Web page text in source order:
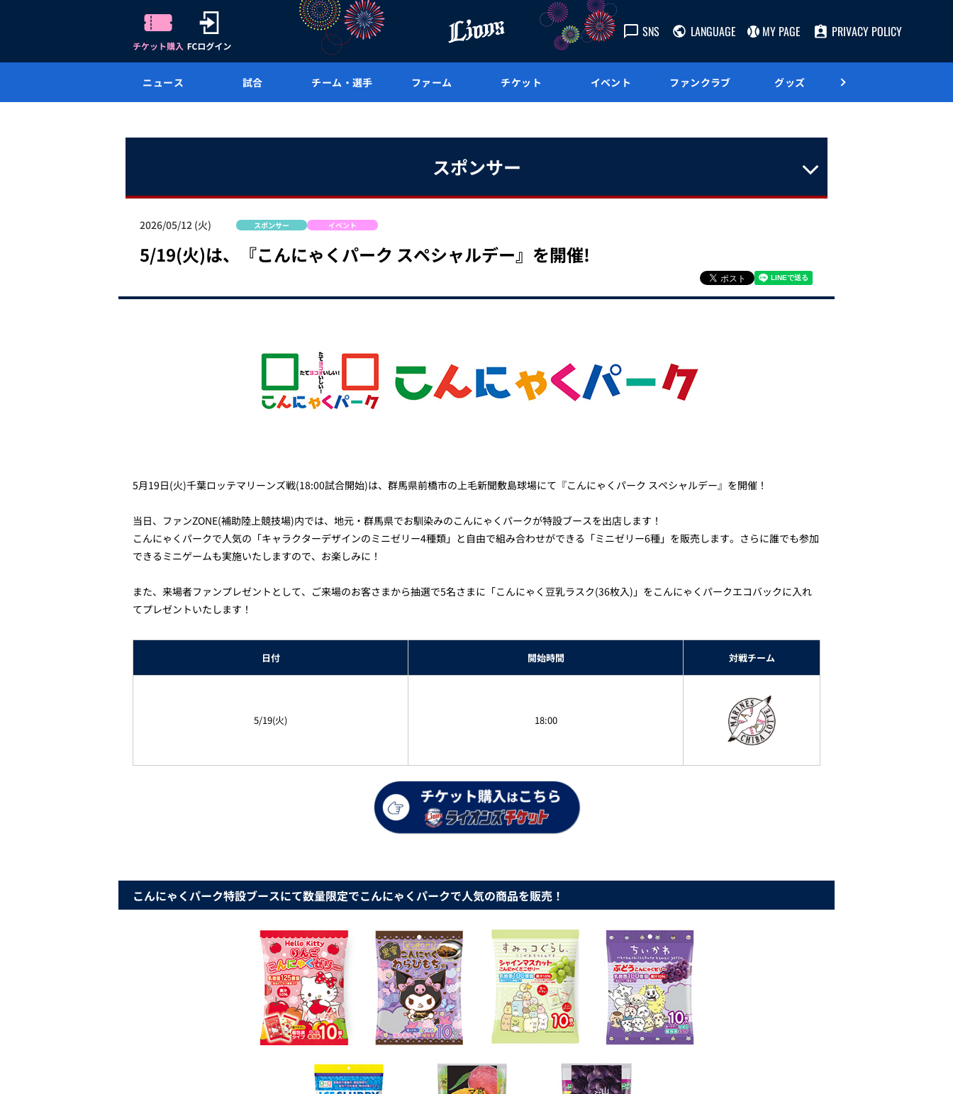
SNS LANGUAGE MY PAGE PRIVACY POLICY
ニュース 試合 チーム・選手 ファーム チケット イベント ファンクラブ グッズ
スポンサー
2026/05/12 (火) スポンサー イベント
5/19(火)は、『こんにゃくパーク スペシャルデー』を開催!
5月19日(火)千葉ロッテマリーンズ戦(18:00試合開始)は、群馬県前橋市の上毛新聞敷島球場にて『こんにゃくパーク スペシャルデー』を開催！
当日、ファンZONE(補助陸上競技場)内では、地元・群馬県でお馴染みのこんにゃくパークが特設ブースを出店します！
こんにゃくパークで人気の「キャラクターデザインのミニゼリー4種類」と自由で組み合わせができる「ミニゼリー6種」を販売します。さらに誰でも参加
できるミニゲームも実施いたしますので、お楽しみに！
また、来場者ファンプレゼントとして、ご来場のお客さまから抽選で5名さまに「こんにゃく豆乳ラスク(36枚入)」をこんにゃくパークエコバックに入れ
てプレゼントいたします！
日付 開始時間 対戦チーム
5/19(火) 18:00
こんにゃくパーク特設ブースにて数量限定でこんにゃくパークで人気の商品を販売！